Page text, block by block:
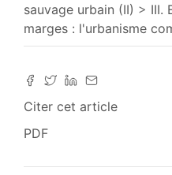
sauvage urbain (II)
III.
marges : l'urbanisme
Citer cet article
PDF